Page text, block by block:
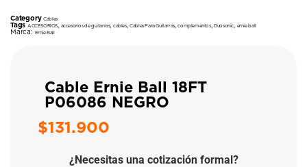
Category Cables
Tags ACCESORIOS accesorios de guitarras,cables,Cables Para Guitarras,complementos,Duosonic ernie ball
Marca: Ernie Ball
Cable Ernie Ball 18FT
P06086 NEGRO
$131.900
¿Necesitas una cotización formal?